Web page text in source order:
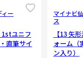
ー
1stユニフ
直筆サイ
マイナビ
ス
【13 矢
ォーム（
ン入り）